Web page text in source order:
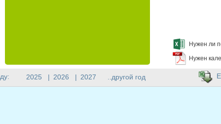
Нужен ли
Нужен
2025 | 2026 | 2027 ..другой год